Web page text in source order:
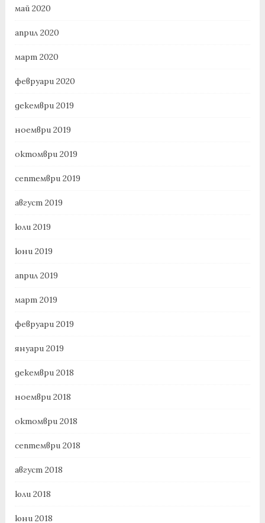
май 2020
април 2020
март 2020
февруари 2020
декември 2019
ноември 2019
октомври 2019
септември 2019
август 2019
юли 2019
юни 2019
април 2019
март 2019
февруари 2019
януари 2019
декември 2018
ноември 2018
октомври 2018
септември 2018
август 2018
юли 2018
юни 2018